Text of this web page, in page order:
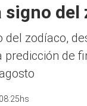
signo del
del zodíaco,
predicción de